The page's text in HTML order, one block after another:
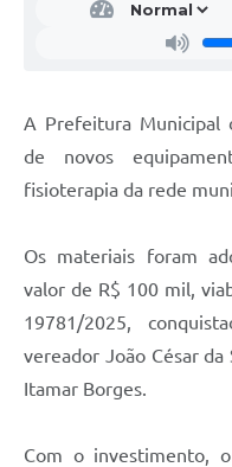
A Prefeitura Municipal
de novos
fisioterapia da rede
Os materiais foram
valor de R$ 100 mil,
19781/2025,
vereador João César
Itamar Borges.
Com o investimento,